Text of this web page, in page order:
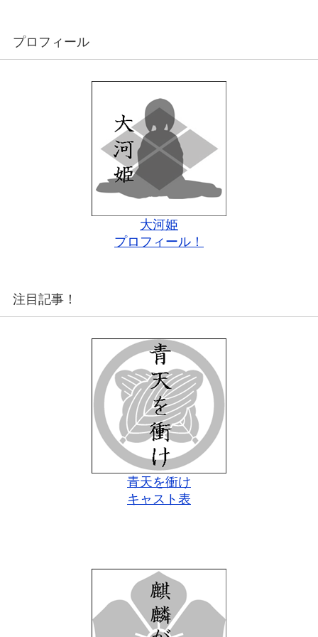
プロフィール
大河姫
プロフィール！
注目記事！
青天を衝け
キャスト表